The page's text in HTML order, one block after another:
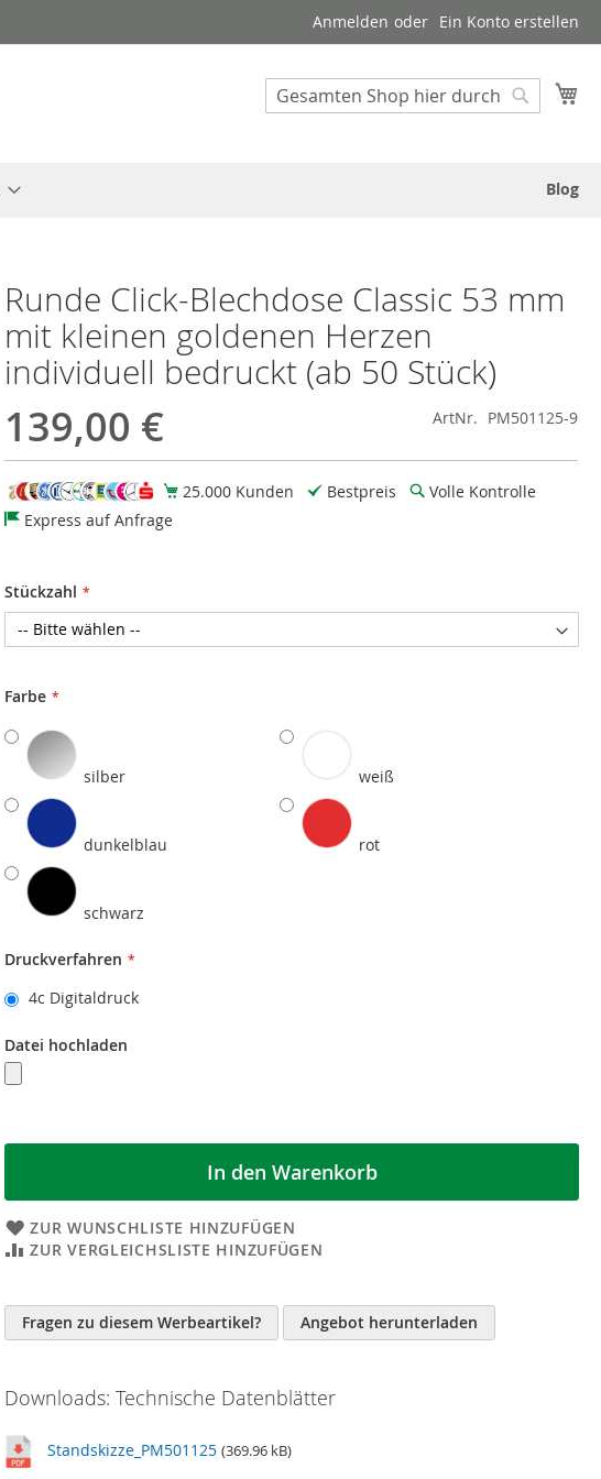
Anmelden Ein Konto erstellen
Suche
Suche
Blog
Runde Click-Blechdose Classic 53 mm
mit kleinen goldenen Herzen
individuell bedruckt (ab 50 Stück)
139,00 € ArtNr. PM501125-9
25.000 Kunden Bestpreis
Volle Kontrolle
Express auf Anfrage
Stückzahl
Farbe
silber weiß
dunkelblau rot
schwarz
Druckverfahren
4c Digitaldruck
Datei hochladen
In den Warenkorb
ZUR WUNSCHLISTE HINZUFÜGEN
ZUR VERGLEICHSLISTE HINZUFÜGEN
Informationen
Fragen zu diesem Werbeartikel? Angebot herunterladen
Downloads: Technische Datenblätter
Standskizze_PM501125 (369.96 kB)